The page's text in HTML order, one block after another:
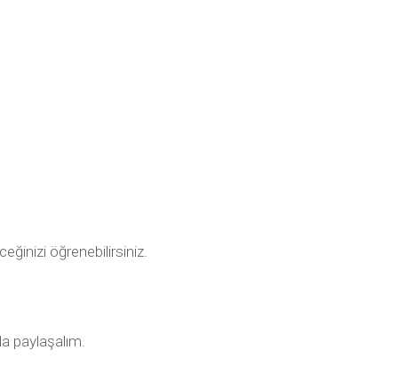
öğrenebilirsiniz.
paylaşalım.